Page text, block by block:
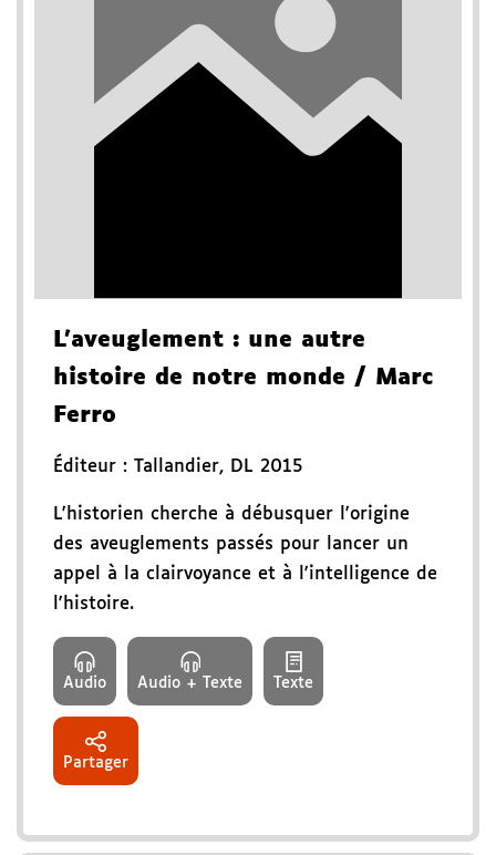
L'aveuglement : une autre
histoire de notre monde / Marc
Ferro
Éditeur : Tallandier, DL 2015
L'historien cherche à débusquer l'origine
des aveuglements passés pour lancer un
appel à la clairvoyance et à l'intelligence de
l'histoire.
Audio Audio + Texte Texte
Partager